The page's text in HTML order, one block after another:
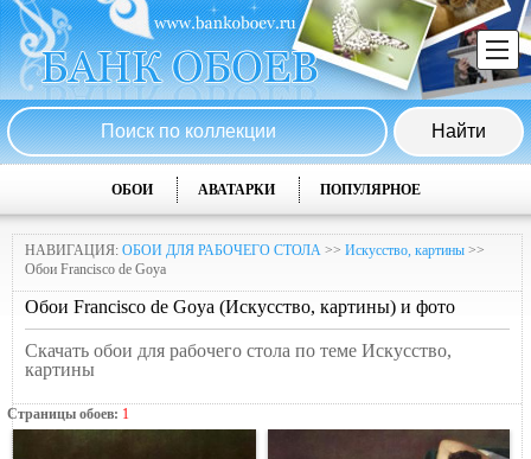
ОБОИ АВАТАРКИ ПОПУЛЯРНОЕ
НАВИГАЦИЯ: ОБОИ ДЛЯ РАБОЧЕГО СТОЛА >> Искусство, картины >>
Обои Francisco de Goya
Обои Francisco de Goya (Искусство, картины) и фото
Скачать обои для рабочего стола по теме Искусство,
картины
Страницы обоев: 1